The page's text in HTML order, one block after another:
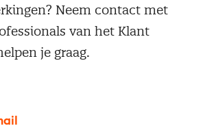
Neem contact met
van het Klant
je graag.